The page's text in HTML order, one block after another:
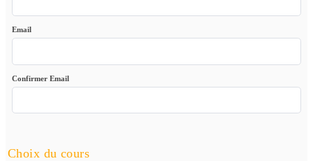
Email
Confirmer Email
Choix du cours